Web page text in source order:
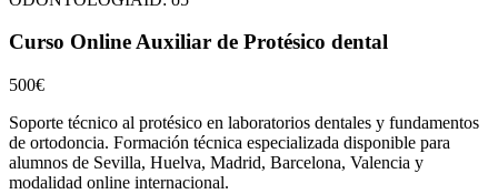
Curso Online Auxiliar de Protésico dental
500€
Soporte técnico al protésico en laboratorios dentales y fundamentos
de ortodoncia. Formación técnica especializada disponible para
alumnos de Sevilla, Huelva, Madrid, Barcelona, Valencia y
modalidad online internacional.